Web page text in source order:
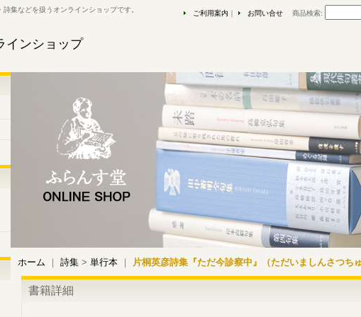
集などを扱うオンラインショップです。
インショップ
ご利用案内 お問い合せ 商品検索:
ホーム ｜ 詩集 > 単行本 ｜ 片桐英彦詩集『ただ今診察中』（ただいましんさつち
書籍詳細